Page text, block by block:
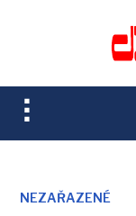
TOGGLE
SIDEBAR
NAVIGATION
NEZAŘAZENÉ